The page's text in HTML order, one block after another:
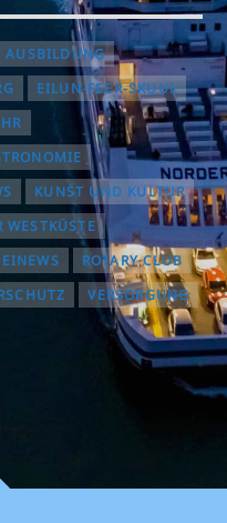
AUSBILDUNG
EILUN-FEER-SKUUL
KUNST UND KULTUR
ROTARY CLUB
VERSORGUNG